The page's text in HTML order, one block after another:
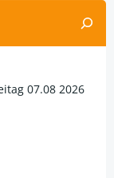
07.08 2026